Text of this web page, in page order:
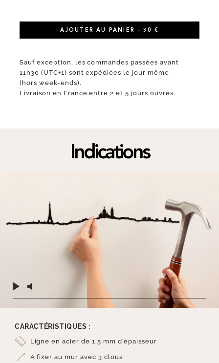
AJOUTER AU PANIER - 30 €
Sauf exception, les commandes passées avant
11h30 (UTC+1) sont expédiées le jour même
(hors week-ends).
Livraison en France entre 2 et 5 jours ouvrés.
Indications
CARACTÉRISTIQUES :
Ligne en acier de 1,5 mm d’épaisseur
A fixer au mur avec 3 clous